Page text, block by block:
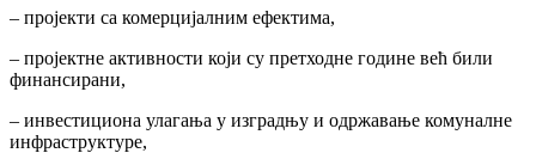
– пројекти са комерцијалним ефектима,
– пројектне активности који су претходне године већ били
финансирани,
– инвестициона улагања у изградњу и одржавање комуналне
инфраструктуре,